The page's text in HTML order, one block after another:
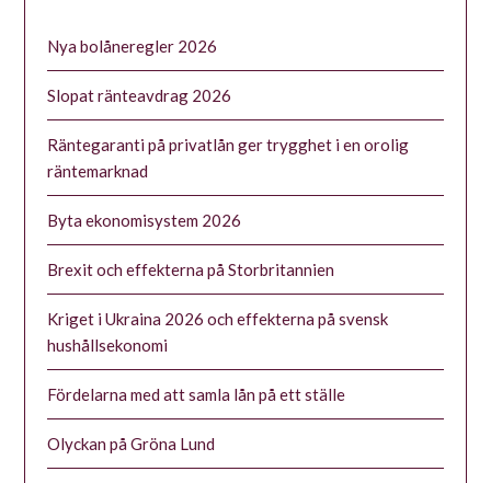
Nya bolåneregler 2026
Slopat ränteavdrag 2026
Räntegaranti på privatlån ger trygghet i en orolig
räntemarknad
Byta ekonomisystem 2026
Brexit och effekterna på Storbritannien
Kriget i Ukraina 2026 och effekterna på svensk
hushållsekonomi
Fördelarna med att samla lån på ett ställe
Olyckan på Gröna Lund